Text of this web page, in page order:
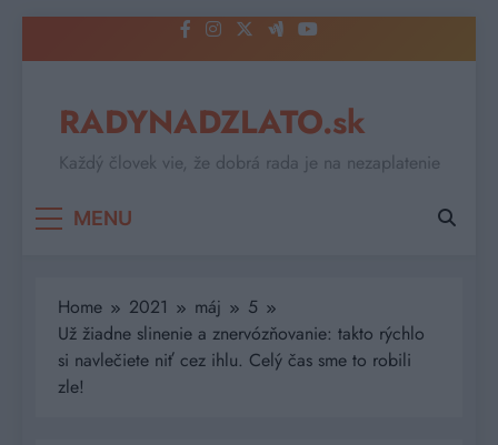
to
RADYNADZLATO.sk
Každý človek vie, že dobrá rada je na nezaplatenie
MENU
Home 2021 máj
5
Už žiadne slinenie a znervózňovanie: takto rýchlo
si navlečiete niť cez ihlu. Celý čas sme to robili
zle!